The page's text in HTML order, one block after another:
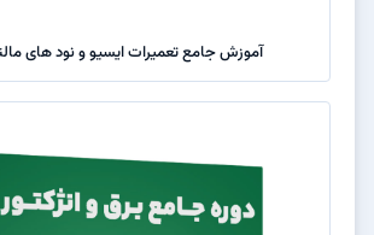
آموزش جامع تعمیرات ایسیو و نود های